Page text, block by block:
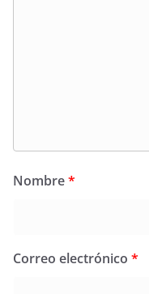
Nombre*
Correo electrónico *